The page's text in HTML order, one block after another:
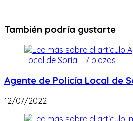
También podría gustarte
Agente de Policía Local de
12/07/2022